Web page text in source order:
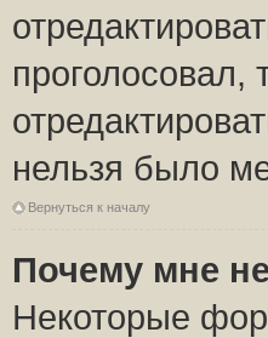
проголосовал,
нельзя было
Вернуться к началу
Почему мне
Некоторые